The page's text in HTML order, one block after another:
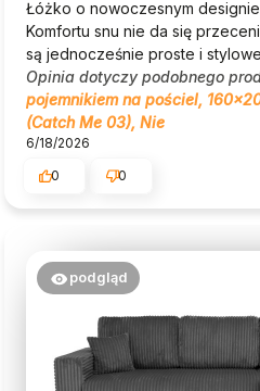
Łóżko o nowoczesnym
Komfortu snu nie da się
są jednocześnie proste i
Opinia dotyczy podobnego
pojemnikiem na pościel,
(Catch Me 03), Nie
6/18/2026
0
0
podgląd